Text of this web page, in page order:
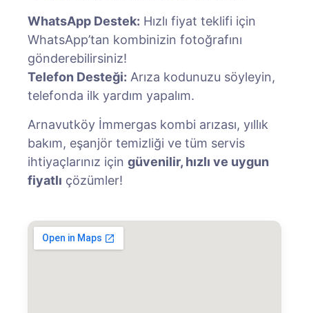
WhatsApp Destek: Hızlı fiyat teklifi için
WhatsApp’tan kombinizin fotoğrafını
gönderebilirsiniz!
Telefon Desteği: Arıza kodunuzu söyleyin,
telefonda ilk yardım yapalım.
Arnavutköy İmmergas kombi arızası, yıllık
bakım, eşanjör temizliği ve tüm servis
ihtiyaçlarınız için güvenilir, hızlı ve uygun
fiyatlı çözümler!